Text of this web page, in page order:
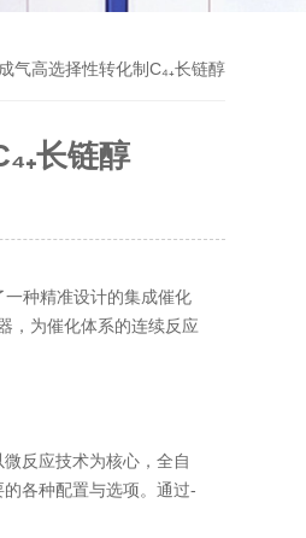
气高选择性转化制C₄₊长链醇
长链醇
种精准设计的集成催化
，为催化体系的连续反应
反应技术为核心，全自
各种配置与选项。通过-